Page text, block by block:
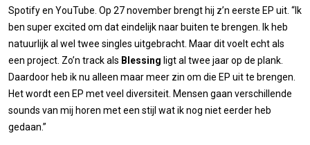
Spotify en YouTube. Op 27 november brengt hij z’n eerste EP uit. “Ik
ben super excited om dat eindelijk naar buiten te brengen. Ik heb
natuurlijk al wel twee singles uitgebracht. Maar dit voelt echt als
een project. Zo’n track als Blessing ligt al twee jaar op de plank.
Daardoor heb ik nu alleen maar meer zin om die EP uit te brengen.
Het wordt een EP met veel diversiteit. Mensen gaan verschillende
sounds van mij horen met een stijl wat ik nog niet eerder heb
gedaan.”